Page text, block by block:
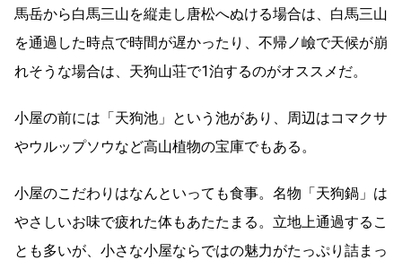
馬岳から白馬三山を縦走し唐松へぬける場合は、白馬三山
を通過した時点で時間が遅かったり、不帰ノ嶮で天候が崩
れそうな場合は、天狗山荘で1泊するのがオススメだ。
小屋の前には「天狗池」という池があり、周辺はコマクサ
やウルップソウなど高山植物の宝庫でもある。
小屋のこだわりはなんといっても食事。名物「天狗鍋」は
やさしいお味で疲れた体もあたたまる。立地上通過するこ
とも多いが、小さな小屋ならではの魅力がたっぷり詰まっ